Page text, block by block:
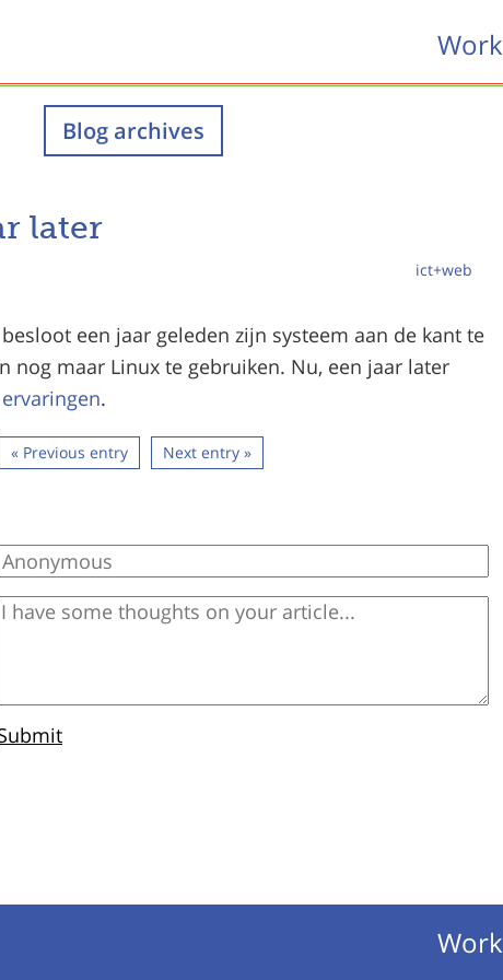
Work
Blog archives
later
ict+web
een jaar geleden zijn systeem aan de kant te
nog maar Linux te gebruiken. Nu, een jaar later
ervaringen.
« Previous entry Next entry »
Work